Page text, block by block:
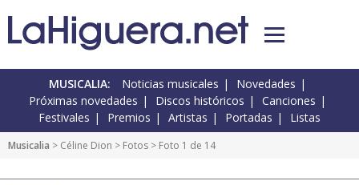
MUSICALIA: Noticias musicales
Novedades
Próximas novedades
Discos históricos
Canciones
Festivales
Premios Artistas Portadas Listas
Musicalia > Céline Dion > Fotos > Foto 1 de 14